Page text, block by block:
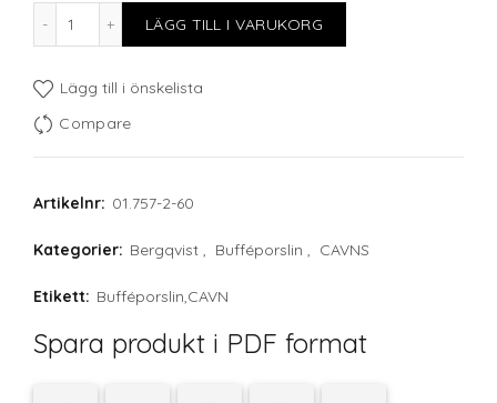
CAVN GREY Small Serving 23x33 cm mängd
LÄGG TILL I VARUKORG
Lägg till i önskelista
Compare
Artikelnr: 01.757-2-60
Kategorier: Bergqvist , Bufféporslin , CAVNS
Etikett: Bufféporslin,CAVN
Spara produkt i PDF format